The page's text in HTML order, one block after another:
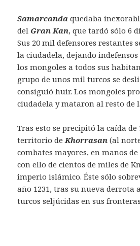
Samarcanda quedaba
del Gran Kan, que tardó sólo 6
Sus 20 mil defensores restantes
la ciudadela, dejando indefensos
los mongoles a todos sus
grupo de unos mil turcos se
consiguió huir. Los mongoles
ciudadela y mataron al resto de
Tras esto se precipitó la caída de
territorio de Khorrasan(al
combates mayores, en manos de
con ello de cientos de miles de
imperio islámico. Éste sólo
año 1231, tras su nueva derrota
turcos seljúcidas en sus